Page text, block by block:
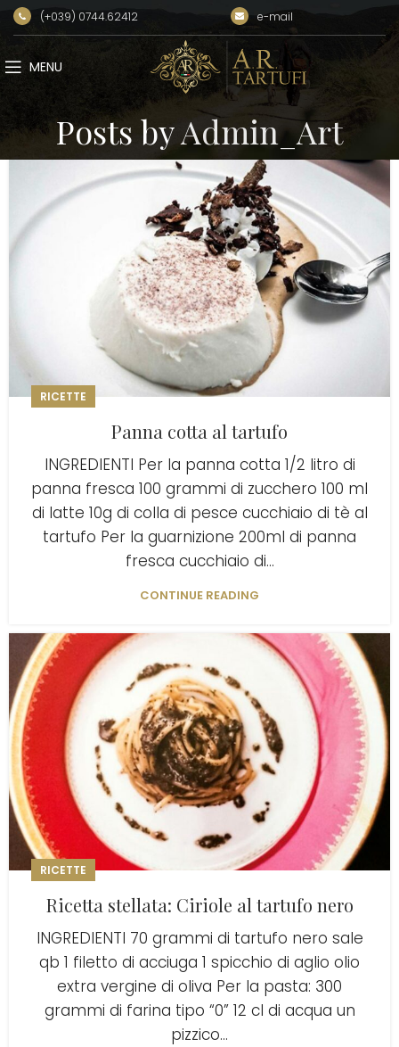
(+039) 0744.62412 e-mail
MENU
Posts byAdmin_Art
RICETTE
Panna cotta al tartufo
INGREDIENTI Per la panna cotta 1/2 litro di
panna fresca 100 grammi di zucchero 100 ml
di latte 10g di colla di pesce cucchiaio di tè al
tartufo Per la guarnizione 200ml di panna
fresca cucchiaio di...
CONTINUE READING
RICETTE
Ricetta stellata: Ciriole al tartufo nero
INGREDIENTI 70 grammi di tartufo nero sale
qb 1 filetto di acciuga 1 spicchio di aglio olio
extra vergine di oliva Per la pasta: 300
grammi di farina tipo “0” 12 cl di acqua un
pizzico...